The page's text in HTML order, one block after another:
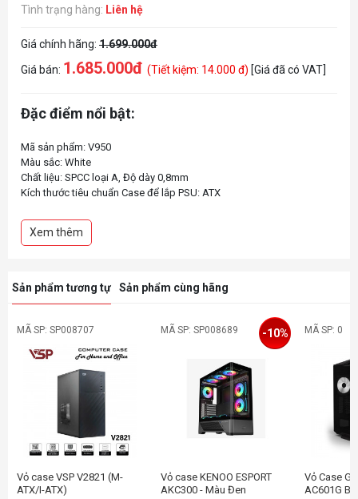
Tình trạng hàng: Liên hệ
Giá chính hãng: 1.699.000đ
Giá bán: 1.685.000đ (Tiết kiệm: 14.000 đ) [Giá đã có VAT]
Đặc điểm nổi bật:
Mã sản phẩm: V950
Màu sắc: White
Chất liệu: SPCC loại A, Độ dày 0,8mm
Kích thước tiêu chuẩn Case để lắp PSU: ATX
Thiết bị kết nối ngoại vi I/O: Type C x1 ; USB3.0 x1 ; USB2.0 x1 ; HD
audio
_Bo mạch chủ 120mm x3 hoặc 140mm x2 hoặc 240/280mm tản nhiệt
x1;
Chiều dài thẻ VGA tối đa: 410MM
Hỗ trợ bo mạch chủ: ATX/Micro ATX/ITX
Xem thêm
Sản phẩm tương tự Sản phẩm cùng hãng
MÃ SP: SP008707
Vỏ case VSP V2821 (M-
ATX/I-ATX)
MÃ SP: SP008689
Vỏ case KENOO ESPORT
AKC300 - Màu Đen
-10% MÃ SP: 0
Vỏ Case
AC601G